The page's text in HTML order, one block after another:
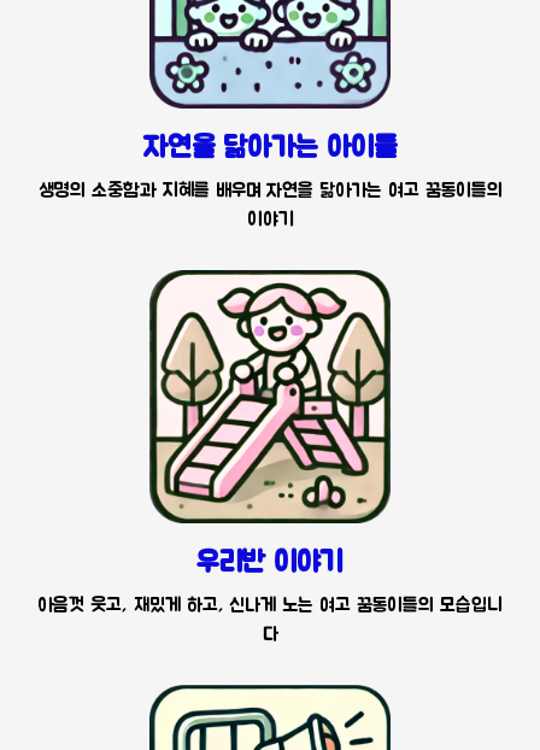
자연을 닮아가는 아이들
생명의 소중함과 지혜를 배우며 자연을 닮아가는 여고 꿈동이들의
이야기
우리반 이야기
아음껏 웃고, 재밌게 하고, 신나게 노는 여고 꿈동이들의 모습입니
다